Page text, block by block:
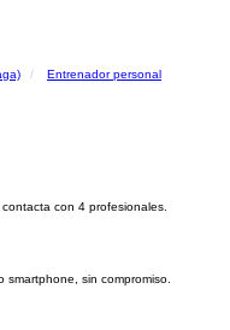
Entrenador personal
con 4 profesionales.
sin compromiso.